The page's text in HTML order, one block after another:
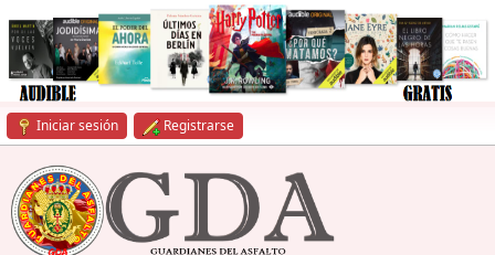
Iniciar sesión Registrarse